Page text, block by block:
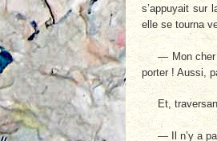
s’appuyait sur
elle se tourna
— Mon cher
porter ! Aussi,
Et,
— Il n’y a